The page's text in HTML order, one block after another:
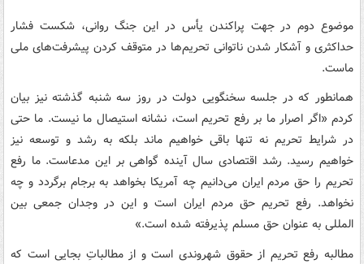
موضوع دوم در جهت پراکندن یأس در این جنگ روانی، شکست فشار
حداکثری و آشکار شدن ناتوانی تحریم‌ها در متوقف کردن پیشرفت‌های ملی
ماست.
همانطور که در جلسه سخنگویی دولت در روز سه شنبه گذشته نیز بیان
کردم «اگر اصرار ما بر رفع تحریم است، نشانه استیصال ما نیست. ما حتی
در شرایط تحریم نه تنها باقی خواهیم ماند بلکه به رشد و توسعه نیز
خواهیم رسید. رشد اقتصادی سال آینده گواهی بر این مدعاست. ما رفع
تحریم را حق مردم ایران می‌دانیم چه آمریکا بخواهد به برجام برگردد و چه
نخواهد. رفع تحریم حق مردم ایران است و این در وجدان جمعی بین
المللی به عنوان حق مسلم پذیرفته شده است.»
مطالبه رفع تحریم از حقوق شهروندی است و از مطالباتِ بجایی است که